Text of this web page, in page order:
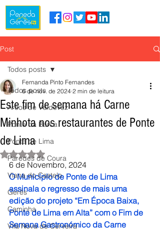
Post
Todos posts
Arcos de Valdevez
Ponte da Barca
Ponte de Lima
Paredes de Coura
Viana do Castelo
Gerês
Caminha
Vila Nova de Cerveira
Todos posts
Este fim de semana há Carne
Minhota nos restaurantes de Ponte
de Lima
Fernanda Pinto Fernandes
6 de nov. de 2024 2 min de leitura
Avaliado com NaN de 5 estrelas.
6 de Novembro, 2024
O Município de Ponte de Lima
assinala o regresso de mais uma
edição do projeto “Em Época Baixa,
Ponte de Lima em Alta” com o Fim de
Semana Gastronómico da Carne